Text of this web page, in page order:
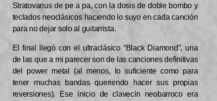
Stratovarius de pe a pa, con la dosis de doble bombo y
teclados neoclásicos haciendo lo suyo en cada canción
para no dejar solo al guitarrista.
El final llegó con el ultraclásico “Black Diamond”, una
de las que a mi parecer son de las canciones definitivas
del power metal (al menos, lo suficiente como para
tener muchas bandas queriendo hacer sus propias
reversiones). Ese inicio de clavecín neobarroco era